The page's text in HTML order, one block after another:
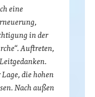
eine
in der
Auftreten,
die hohen
Nach außen